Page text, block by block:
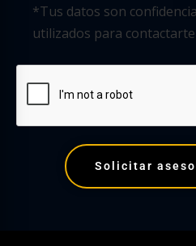
*Tus datos son
utilizados para
Solicitar